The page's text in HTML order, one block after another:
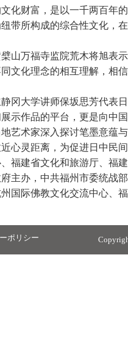
化财富，是以一千两百年
带所构成的综合性文化，
山万福寺监院荒木将旭表
文化理念的相互理解，相
冈大学讲师保坂思芳代表
示作品的平台，更是向中
艺术家深入探讨笔墨意蕴
心灵距离，为促进日中民
福建省文化和旅游厅、福
主办，中共福州市委统战
国际佛教文化交流中心、
ポリシー